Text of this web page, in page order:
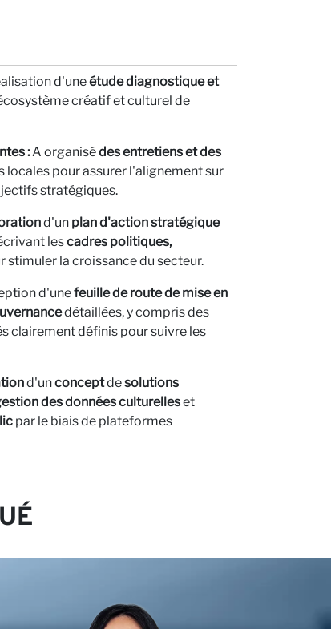
d'uneétude diagnostique et
créatif et culturel de
:A organisédes entretiens et des
locales pour assurer l'alignement sur
stratégiques.
d'un plan d'action stratégique
lescadres politiques,
stimuler la croissance du secteur.
d'unefeuille de route de mise en
détaillées, y compris des
clairement définis pour suivre les
d'unconceptdesolutions
des données culturelleset
par le biais de plateformes